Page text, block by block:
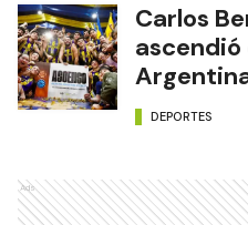
Carlos
ascendió
DEPORTES
Ads